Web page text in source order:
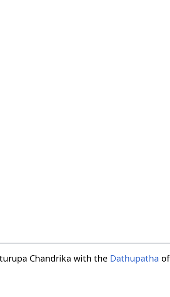
Chandrika with the Dathupatha of